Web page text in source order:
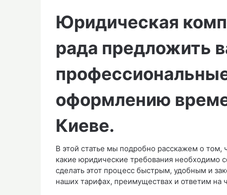
Юридическая
рада предложить
оформлению
Киеве.
В этой статье мы подробно расскажем о том,
какие юридические требования необходимо
сделать этот процесс быстрым, удобным и
наших тарифах, преимуществах и ответим на